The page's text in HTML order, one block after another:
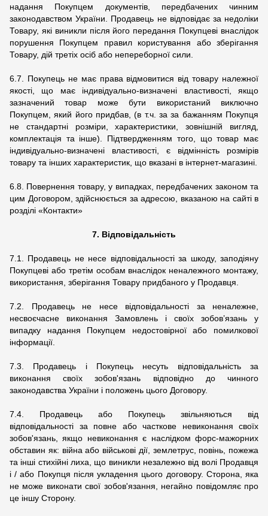
надання Покупцем документів, передбачених чинним
законодавством України. Продавець не відповідає за недоліки
Товару, які виникли після його передання Покупцеві внаслідок
порушення Покупцем правил користування або зберігання
Товару, дій третіх осіб або непереборної сили.
6.7. Покупець не має права відмовитися від товару належної
якості, що має індивідуально-визначені властивості, якщо
зазначений товар може бути використаний виключно
Покупцем, який його придбав, (в т.ч. за за бажанням Покупця
не стандартні розміри, характеристики, зовнішній вигляд,
комплектація та інше). Підтвердженням того, що товар має
індивідуально-визначені властивості, є відмінність розмірів
товару та інших характеристик, що вказані в інтернет-магазині.
6.8. Повернення товару, у випадках, передбачених законом та
цим Договором, здійснюється за адресою, вказаною на сайті в
розділі «Контакти»
7. Відповідальність
7.1. Продавець не несе відповідальності за шкоду, заподіяну
Покупцеві або третім особам внаслідок неналежного монтажу,
використання, зберігання Товару придбаного у Продавця.
7.2. Продавець не несе відповідальності за неналежне,
несвоєчасне виконання Замовлень і своїх зобов’язань у
випадку надання Покупцем недостовірної або помилкової
інформації.
7.3. Продавець і Покупець несуть відповідальність за
виконання своїх зобов'язань відповідно до чинного
законодавства України і положень цього Договору.
7.4. Продавець або Покупець звільняються від
відповідальності за повне або часткове невиконання своїх
зобов'язань, якщо невиконання є наслідком форс-мажорних
обставин як: війна або військові дії, землетрус, повінь, пожежа
та інші стихійні лиха, що виникли незалежно від волі Продавця
і / або Покупця після укладення цього договору. Сторона, яка
не може виконати свої зобов'язання, негайно повідомляє про
це іншу Сторону.